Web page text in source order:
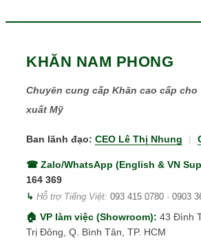
KHĂN NAM PHONG
Chuyên cung cấp Khăn cao cấp cho
xuất Mỹ
Ban lãnh đạo: CEO Lê Thị Nhung |
☎ Zalo/WhatsApp (English & VN
164 369
↳ Hỗ trợ Tiếng Việt: 093 415 0780 · 0903
🏠 VP làm việc (Showroom): 43 Đình
Trị Đông, Q. Bình Tân, TP. HCM